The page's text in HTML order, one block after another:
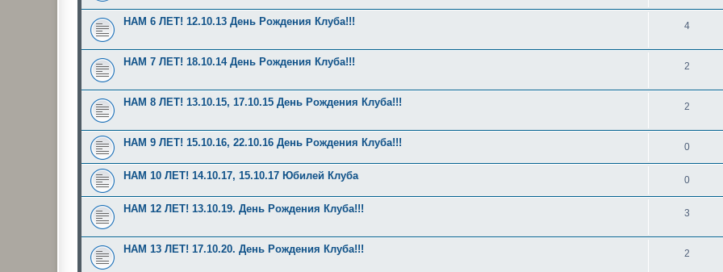
НАМ 6 ЛЕТ! 12.10.13 День Рождения Клуба!!! 4
НАМ 7 ЛЕТ! 18.10.14 День Рождения Клуба!!! 2
НАМ 8 ЛЕТ! 13.10.15, 17.10.15 День Рождения Клуба!!! 2
НАМ 9 ЛЕТ! 15.10.16, 22.10.16 День Рождения Клуба!!! 0
НАМ 10 ЛЕТ! 14.10.17, 15.10.17 Юбилей Клуба 0
НАМ 12 ЛЕТ! 13.10.19. День Рождения Клуба!!! 3
НАМ 13 ЛЕТ! 17.10.20. День Рождения Клуба!!! 2